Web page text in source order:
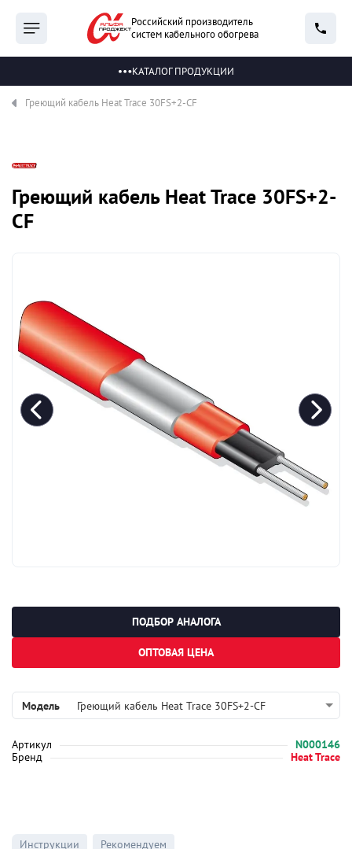
Российский производитель
систем кабельного обогрева
КАТАЛОГ ПРОДУКЦИИ
Греющий кабель Heat Trace 30FS+2-CF
Греющий кабель Heat Trace 30FS+2-
CF
Модель Греющий кабель Heat Trace 30FS+2-CF
Артикул
N000146
Бренд
Heat Trace
ПОДБОР АНАЛОГА
ОПТОВАЯ ЦЕНА
Инструкции Рекомендуем